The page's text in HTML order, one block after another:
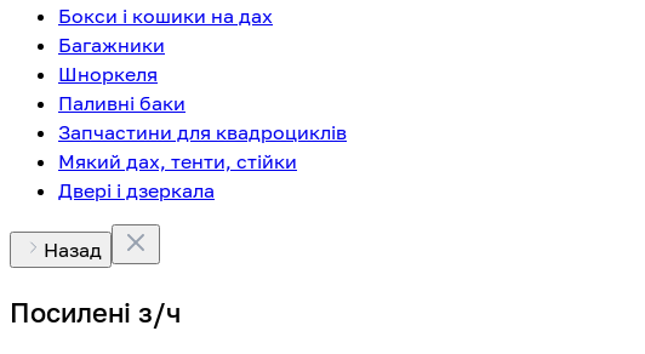
Бокси і кошики на дах
Багажники
Шноркеля
Паливні баки
Запчастини для квадроциклів
Мякий дах, тенти, стійки
Двері і дзеркала
Назад
Посилені з/ч